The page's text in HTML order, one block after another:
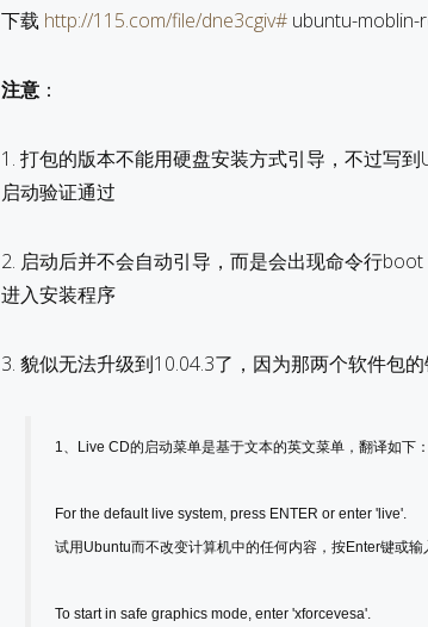
下载 http://115.com/file/dne3cgiv# ubuntu-moblin-
注意 ：
1. 打包的版本不能用硬盘安装方式引导，不过写
启动验证通过
2. 启动后并不会自动引导，而是会出现命令行
进入安装程序
3. 貌似无法升级到10.04.3了，因为那两个软件包
1、Live CD的启动菜单是基于文本的英文菜单，翻译如下：
For the default live system, press ENTER or enter 'live'.
试用Ubuntu而不改变计算机中的任何内容，按Enter键或输
To start in safe graphics mode, enter 'xforcevesa'.